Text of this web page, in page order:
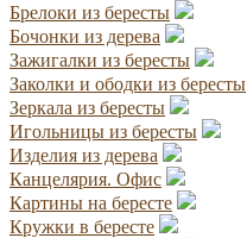
Брелоки из бересты
Бочонки из дерева
Зажигалки из бересты
Заколки и ободки из бересты
Зеркала из бересты
Игольницы из бересты
Изделия из дерева
Канцелярия. Офис
Картины на бересте
Кружки в бересте